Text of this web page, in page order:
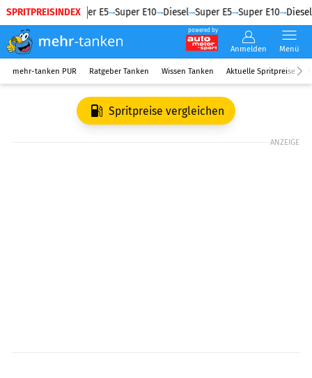
SPRITPREISINDEX
Diesel Super E5 Super E10 Diesel Super E5 Super E10 Diesel
powered by
Anmelden Menü
mehr-tanken PUR Ratgeber Tanken Wissen Tanken Aktuelle Spritpreise
Spritpreise vergleichen
ANZEIGE